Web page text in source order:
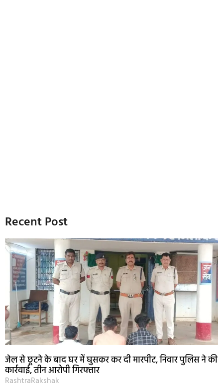
Recent Post
जेल से छूटने के बाद घर में घुसकर कर दी मारपीट, निवार पुलिस ने की
कार्रवाई, तीन आरोपी गिरफ्तार
RashtraRakshak